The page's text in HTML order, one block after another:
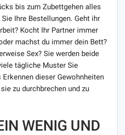
bis zum Zubettgehen alles
Ihre Bestellungen. Geht ihr
Kocht Ihr Partner immer
machst du immer dein Bett?
Sex? Sie werden beide
tägliche Muster Sie
dieser Gewohnheiten
zu durchbrechen und zu
WENIG UND